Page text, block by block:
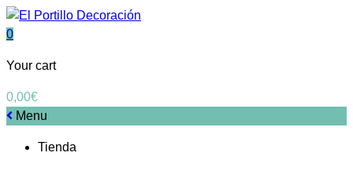
0
Your cart
0,00€
Menu
Tienda